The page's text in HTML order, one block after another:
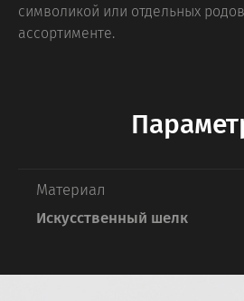
символикой или отдельных
ассортименте.
Материал
Искусственный шелк